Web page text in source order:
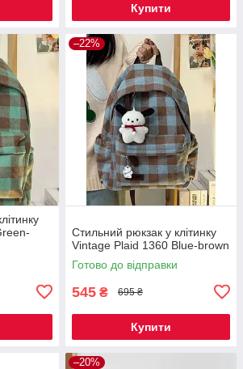
Купити
–22%
Стильний рюкзак у клітинку
Vintage Plaid 1360 Blue-brown
Готово до відправки
545 ₴ 695 ₴
Купити
–20%